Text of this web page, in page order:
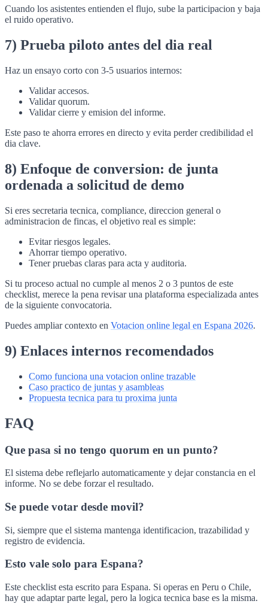
Cuando los asistentes entienden el flujo, sube la participacion y baja
el ruido operativo.
7) Prueba piloto antes del dia real
Haz un ensayo corto con 3-5 usuarios internos:
Validar accesos.
Validar quorum.
Validar cierre y emision del informe.
Este paso te ahorra errores en directo y evita perder credibilidad el
dia clave.
8) Enfoque de conversion: de junta
ordenada a solicitud de demo
Si eres secretaria tecnica, compliance, direccion general o
administracion de fincas, el objetivo real es simple:
Evitar riesgos legales.
Ahorrar tiempo operativo.
Tener pruebas claras para acta y auditoria.
Si tu proceso actual no cumple al menos 2 o 3 puntos de este
checklist, merece la pena revisar una plataforma especializada antes
de la siguiente convocatoria.
Puedes ampliar contexto en Votacion online legal en Espana 2026.
9) Enlaces internos recomendados
Como funciona una votacion online trazable
Caso practico de juntas y asambleas
Propuesta tecnica para tu proxima junta
FAQ
Que pasa si no tengo quorum en un punto?
El sistema debe reflejarlo automaticamente y dejar constancia en el
informe. No se debe forzar el resultado.
Se puede votar desde movil?
Si, siempre que el sistema mantenga identificacion, trazabilidad y
registro de evidencia.
Esto vale solo para Espana?
Este checklist esta escrito para Espana. Si operas en Peru o Chile,
hay que adaptar parte legal, pero la logica tecnica base es la misma.